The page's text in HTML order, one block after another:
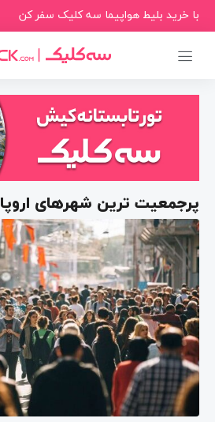
با خرید بلیط هواپیما سه کلیک سفر کن
پرجمعیت ترین شهرهای اروپا